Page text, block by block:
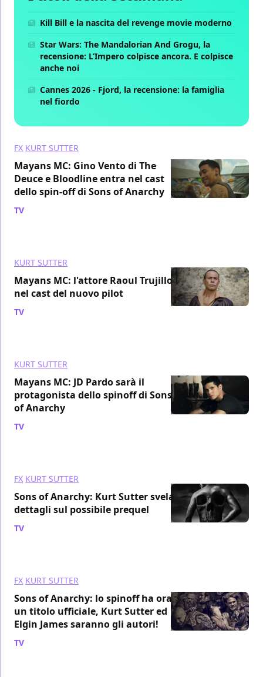
Kill Bill e la nascita del revenge movie moderno
Star Wars: The Mandalorian And Grogu, la
recensione: L’Impero colpisce ancora. E colpisce
anche noi
Cannes 2026 - Fjord, la recensione: la famiglia
nel fiordo
FX KURT SUTTER
Mayans MC: Gino Vento di The
Deuce e Bloodline entra nel cast
dello spin-off di Sons of Anarchy
TV
KURT SUTTER
Mayans MC: l'attore Raoul Trujillo
nel cast del nuovo pilot
TV
KURT SUTTER
Mayans MC: JD Pardo sarà il
protagonista dello spinoff di Sons
of Anarchy
TV
FX KURT SUTTER
Sons of Anarchy: Kurt Sutter svela
dettagli sul possibile prequel
TV
FX KURT SUTTER
Sons of Anarchy: lo spinoff ha ora
un titolo ufficiale, Kurt Sutter ed
Elgin James saranno gli autori!
TV